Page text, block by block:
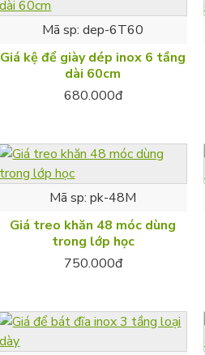
Mã sp: dep-6T60
Giá kệ để giày dép inox 6 tầng
dài 60cm
680.000đ
Mã sp: pk-48M
Giá treo khăn 48 móc dùng
trong lớp học
750.000đ